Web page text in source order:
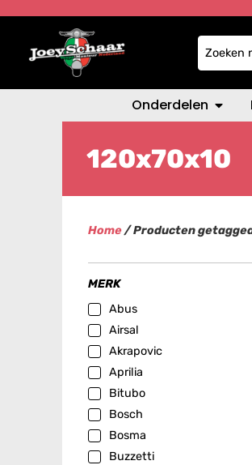
Onderdelen
120x70x10
Home/ Producten getagged
MERK
Abus
Airsal
Akrapovic
Aprilia
Bitubo
Bosch
Bosma
Buzzetti